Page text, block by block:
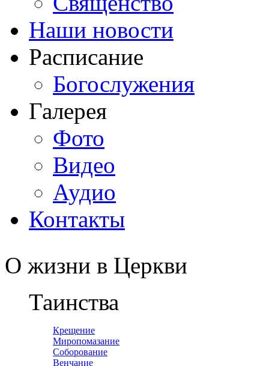
Наши новости
Расписание
Богослужения
Галерея
Фото
Видео
Аудио
Контакты
О жизни в Церкви
Таинства
Крещение
Миропомазание
Соборование
Венчание